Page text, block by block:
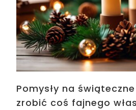
Pomysły na
zrobić coś fajnego